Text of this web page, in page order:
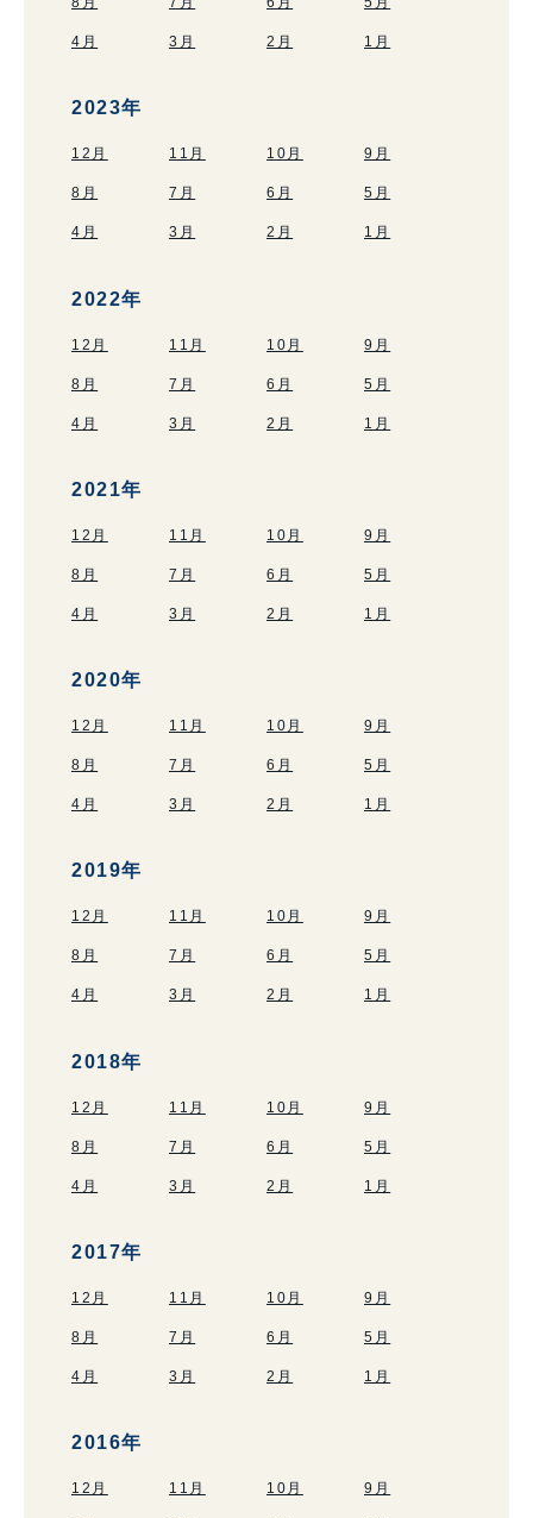
4月 3月 2月 1月
2023年
12月 11月 10月 9月
8月 7月 6月 5月
4月 3月 2月 1月
2022年
12月 11月 10月 9月
8月 7月 6月 5月
4月 3月 2月 1月
2021年
12月 11月 10月 9月
8月 7月 6月 5月
4月 3月 2月 1月
2020年
12月 11月 10月 9月
8月 7月 6月 5月
4月 3月 2月 1月
2019年
12月 11月 10月 9月
8月 7月 6月 5月
4月 3月 2月 1月
2018年
12月 11月 10月 9月
8月 7月 6月 5月
4月 3月 2月 1月
2017年
12月 11月 10月 9月
8月 7月 6月 5月
4月 3月 2月 1月
2016年
12月 11月 10月 9月